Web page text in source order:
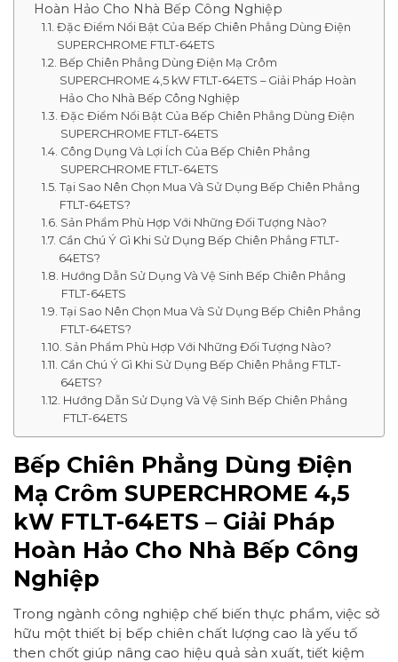
Hoàn Hảo Cho Nhà Bếp Công Nghiệp
Đặc Điểm Nổi Bật Của Bếp Chiên Phẳng Dùng Điện
SUPERCHROME FTLT-64ETS
Bếp Chiên Phẳng Dùng Điện Mạ Crôm
SUPERCHROME 4,5 kW FTLT-64ETS – Giải Pháp Hoàn
Hảo Cho Nhà Bếp Công Nghiệp
Đặc Điểm Nổi Bật Của Bếp Chiên Phẳng Dùng Điện
SUPERCHROME FTLT-64ETS
Công Dụng Và Lợi Ích Của Bếp Chiên Phẳng
SUPERCHROME FTLT-64ETS
Tại Sao Nên Chọn Mua Và Sử Dụng Bếp Chiên Phẳng
FTLT-64ETS?
Sản Phẩm Phù Hợp Với Những Đối Tượng Nào?
Cần Chú Ý Gì Khi Sử Dụng Bếp Chiên Phẳng FTLT-
64ETS?
Hướng Dẫn Sử Dụng Và Vệ Sinh Bếp Chiên Phẳng
FTLT-64ETS
Tại Sao Nên Chọn Mua Và Sử Dụng Bếp Chiên Phẳng
FTLT-64ETS?
Sản Phẩm Phù Hợp Với Những Đối Tượng Nào?
Cần Chú Ý Gì Khi Sử Dụng Bếp Chiên Phẳng FTLT-
64ETS?
Hướng Dẫn Sử Dụng Và Vệ Sinh Bếp Chiên Phẳng
FTLT-64ETS
Bếp Chiên Phẳng Dùng Điện
Mạ Crôm SUPERCHROME 4,5
kW FTLT-64ETS – Giải Pháp
Hoàn Hảo Cho Nhà Bếp Công
Nghiệp
Trong ngành công nghiệp chế biến thực phẩm, việc sở
hữu một thiết bị bếp chiên chất lượng cao là yếu tố
then chốt giúp nâng cao hiệu quả sản xuất, tiết kiệm